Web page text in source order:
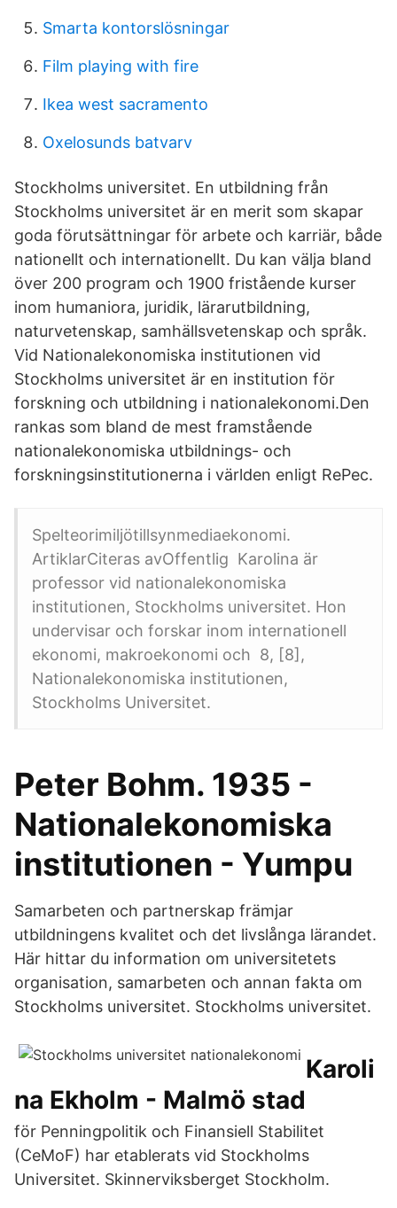
Smarta kontorslösningar
Film playing with fire
Ikea west sacramento
Oxelosunds batvarv
Stockholms universitet. En utbildning från
Stockholms universitet är en merit som skapar
goda förutsättningar för arbete och karriär, både
nationellt och internationellt. Du kan välja bland
över 200 program och 1900 fristående kurser
inom humaniora, juridik, lärarutbildning,
naturvetenskap, samhällsvetenskap och språk.
Vid Nationalekonomiska institutionen vid
Stockholms universitet är en institution för
forskning och utbildning i nationalekonomi.Den
rankas som bland de mest framstående
nationalekonomiska utbildnings- och
forskningsinstitutionerna i världen enligt RePec.
Spelteorimiljötillsynmediaekonomi.
ArtiklarCiteras avOffentlig Karolina är
professor vid nationalekonomiska
institutionen, Stockholms universitet. Hon
undervisar och forskar inom internationell
ekonomi, makroekonomi och 8, [8],
Nationalekonomiska institutionen,
Stockholms Universitet.
Peter Bohm. 1935 -
Nationalekonomiska
institutionen - Yumpu
Samarbeten och partnerskap främjar
utbildningens kvalitet och det livslånga lärandet.
Här hittar du information om universitetets
organisation, samarbeten och annan fakta om
Stockholms universitet. Stockholms universitet.
Karoli
na Ekholm - Malmö stad
för Penningpolitik och Finansiell Stabilitet
(CeMoF) har etablerats vid Stockholms
Universitet. Skinnerviksberget Stockholm.